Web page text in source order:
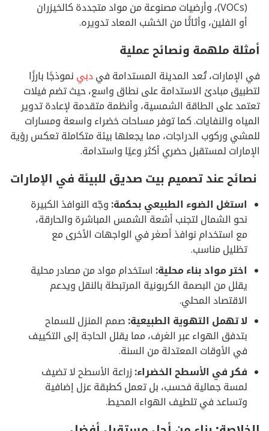
(VOCs)، وأرضيات مصنوعة من مواد متجددة كالخيزران
أو الفلين، وأثاثًا من الخشب المعاد تدويره.
أمثلة ملهمة ونصائح عملية
في الإمارات، تُعد المدينة المستدامة فيدبينموذجًا بارزًا
لتطبيق مبادئ الاستدامة على نطاق واسع، حيث تضم فيلات
تعتمد على الطاقة الشمسية، وأنظمة متقدمة لإعادة تدوير
المياه والنفايات. كما توفر مساحات خضراء واسعة ومسارات
للمشي وركوب الدراجات، مما يجعلها بيئة متكاملة تعكس رؤية
الإمارات لمستقبل حضري أكثر وعيًا واستدامة.
نصائح عند تصميم بيت صديق للبيئة في الإمارات
استغل الضوء الطبيعي بحكمة:وجّه النوافذ الكبيرة
نحو الشمال لتجنب أشعة الشمس المباشرة والحارقة،
مع استخدام نوافذ أصغر في الواجهات الأخرى مع
تظليل مناسب.
اختر مواد بناء محلية:استخدام مواد من مصادر محلية
يقلل من البصمة الكربونية المرتبطة بالنقل ويدعم
الاقتصاد المحلي.
لا تهمل التهوية الطبيعية:صمم المنزل للسماح
بتدفق الهواء عبر الغرف، مما يقلل الحاجة إلى التكييف
في الأوقات المعتدلة من السنة.
فكر في الأسطح الخضراء:زراعة الأسطح لا تضيف
لمسة جمالية فحسب، بل تعمل كطبقة عزل إضافية
وتساعد في تلطيف الهواء المحيط.